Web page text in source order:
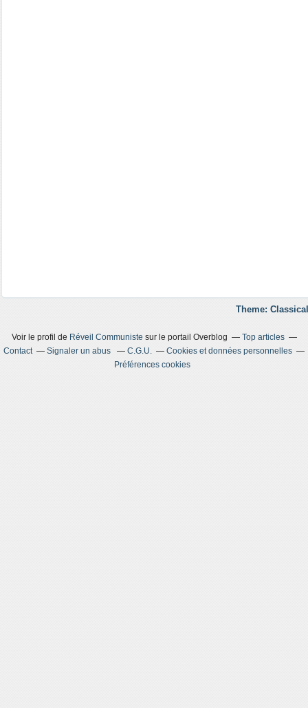
Theme:
Voir le profil de Réveil Communiste sur le portail Overblog
Top articles
Contact
Signaler un abus C.G.U.
Cookies et données personnelles
Préférences cookies